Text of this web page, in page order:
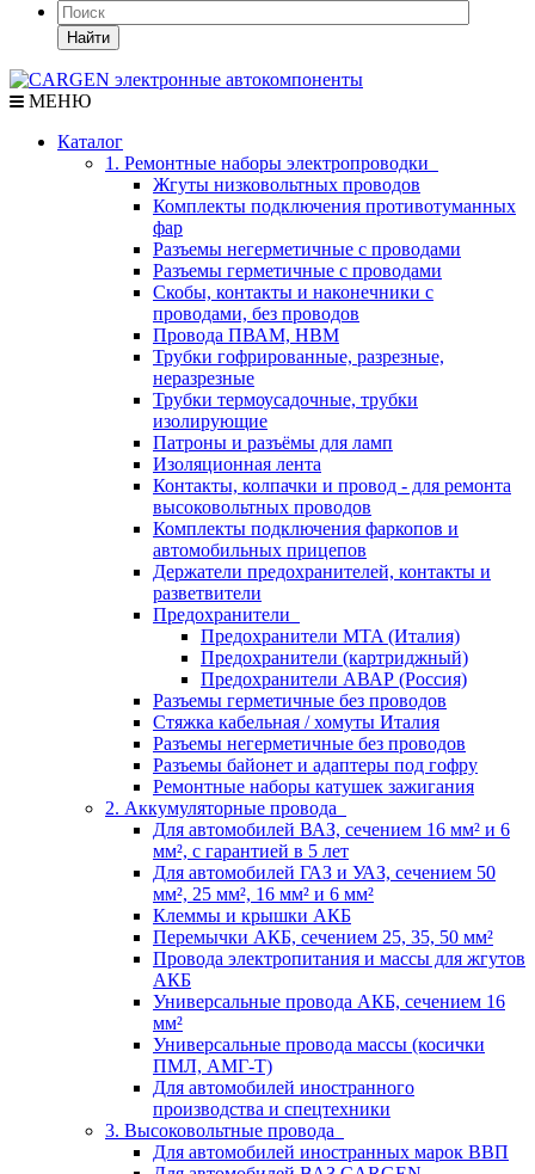
Найти
МЕНЮ
Каталог
1. Ремонтные наборы электропроводки
Жгуты низковольтных проводов
Комплекты подключения противотуманных
фар
Разъемы негерметичные с проводами
Разъемы герметичные с проводами
Скобы, контакты и наконечники с
проводами, без проводов
Провода ПВАМ, НВМ
Трубки гофрированные, разрезные,
неразрезные
Трубки термоусадочные, трубки
изолирующие
Патроны и разъёмы для ламп
Изоляционная лента
Контакты, колпачки и провод - для ремонта
высоковольтных проводов
Комплекты подключения фаркопов и
автомобильных прицепов
Держатели предохранителей, контакты и
разветвители
Предохранители
Предохранители MTA (Италия)
Предохранители (картриджный)
Предохранители АВАР (Россия)
Разъемы герметичные без проводов
Стяжка кабельная / хомуты Италия
Разъемы негерметичные без проводов
Разъемы байонет и адаптеры под гофру
Ремонтные наборы катушек зажигания
2. Аккумуляторные провода
Для автомобилей ВАЗ, сечением 16 мм² и 6
мм², с гарантией в 5 лет
Для автомобилей ГАЗ и УАЗ, сечением 50
мм², 25 мм², 16 мм² и 6 мм²
Клеммы и крышки АКБ
Перемычки АКБ, сечением 25, 35, 50 мм²
Провода электропитания и массы для жгутов
АКБ
Универсальные провода АКБ, сечением 16
мм²
Универсальные провода массы (косички
ПМЛ, АМГ-Т)
Для автомобилей иностранного
производства и спецтехники
3. Высоковольтные провода
Для автомобилей иностранных марок ВВП